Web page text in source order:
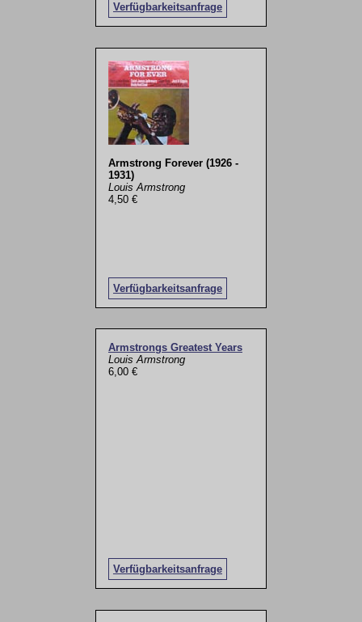
Verfügbarkeitsanfrage
Armstrong Forever (1926 -
1931)
Louis Armstrong
4,50 €
Verfügbarkeitsanfrage
Armstrongs Greatest Years
Louis Armstrong
6,00 €
Verfügbarkeitsanfrage